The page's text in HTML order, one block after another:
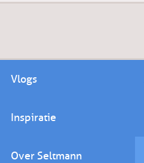
Vlogs
Inspiratie
Over Seltmann